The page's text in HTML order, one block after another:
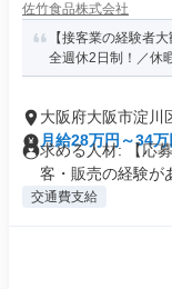
佐竹食品株式会社
【接客業の経験者
全週休2日制！／休
大阪府大阪市淀川
月給28万円～34万
求める人材: 【応
客・販売の経験が
交通費支給